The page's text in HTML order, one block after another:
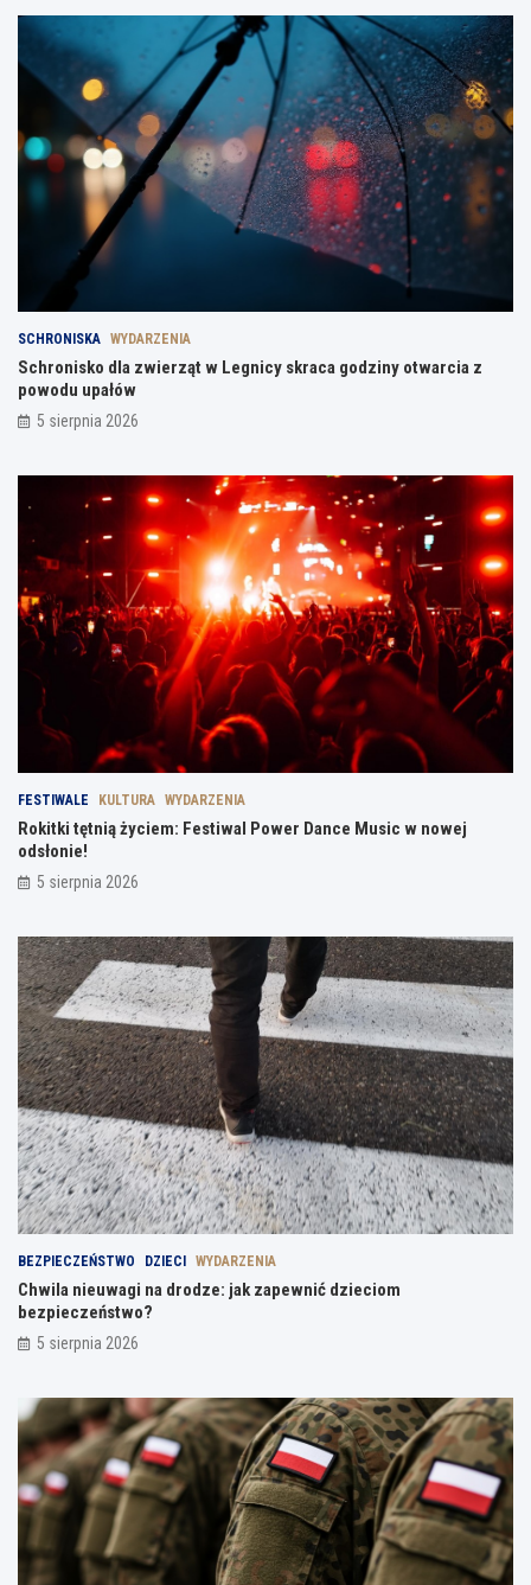
SCHRONISKA WYDARZENIA
Schronisko dla zwierząt w Legnicy skraca godziny otwarcia z
powodu upałów
5 sierpnia 2026
FESTIWALE KULTURA WYDARZENIA
Rokitki tętnią życiem: Festiwal Power Dance Music w nowej
odsłonie!
5 sierpnia 2026
BEZPIECZEŃSTWO DZIECI WYDARZENIA
Chwila nieuwagi na drodze: jak zapewnić dzieciom
bezpieczeństwo?
5 sierpnia 2026